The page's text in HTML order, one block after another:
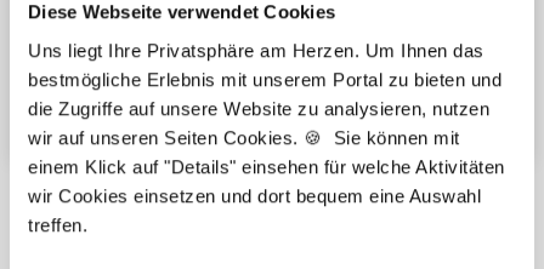
Diese Webseite verwendet Cookies
Uns liegt Ihre Privatsphäre am Herzen. Um Ihnen das
bestmögliche Erlebnis mit unserem Portal zu bieten und
die Zugriffe auf unsere Website zu analysieren, nutzen
wir auf unseren Seiten Cookies. 🍪 Sie können mit
einem Klick auf "Details" einsehen für welche Aktivitäten
wir Cookies einsetzen und dort bequem eine Auswahl
treffen.
Urlaub für Fortbildungen
Arbeitskleidung wird gestellt
Weitere attraktive Merkmale
Hier finden Sie aktuelle Stellenangebote in Ihrer
Wunschregion: